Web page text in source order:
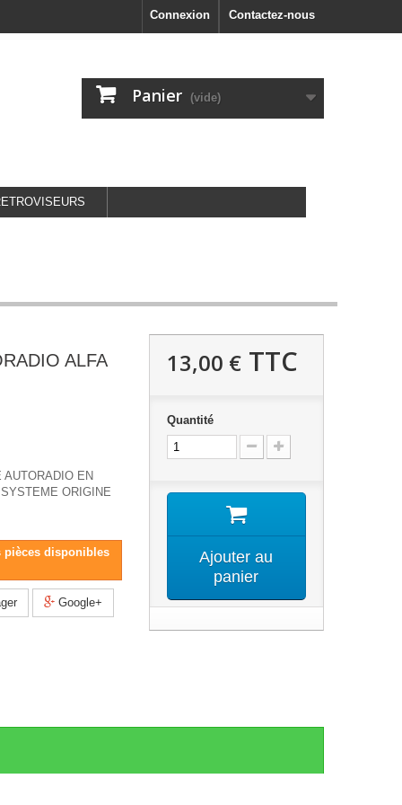
Contactez-nous
Connexion
Panier (vide)
ALFA
AUTORADIO EN
ORIGINE
pièces disponibles
Google+
13,00 €TTC
Quantité
Ajouter au
panier